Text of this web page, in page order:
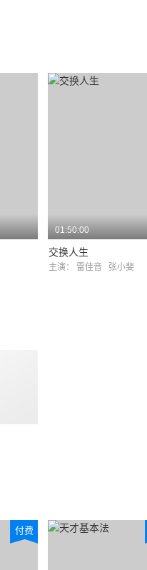
01:50:00
交换人生
主演： 雷佳音 张小斐
付费